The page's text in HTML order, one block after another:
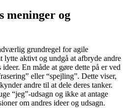
meninger og
grundregel for agile
lytte aktivt og undgå at afbryde andre
En måde at gøre dette på er ved
eller “spejling”. Dette viser,
andre til at dele deres tanker.
“jeg”-udsagn og ikke at antage
om andres ideer og udsagn.